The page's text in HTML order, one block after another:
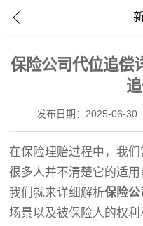
保险公司代位追偿
发布日期：2025-06-30
在保险理赔过程中，我
很多人并不清楚它的适用
我们就来详细解析保险
场景以及被保险人的权利